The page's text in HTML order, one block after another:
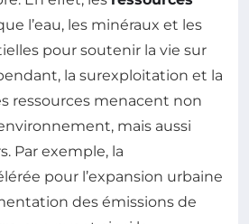
l’eau, les minéraux et les
pour soutenir la vie sur
la surexploitation et la
ressources menacent non
mais aussi
Par exemple, la
pour l’expansion urbaine
des émissions de